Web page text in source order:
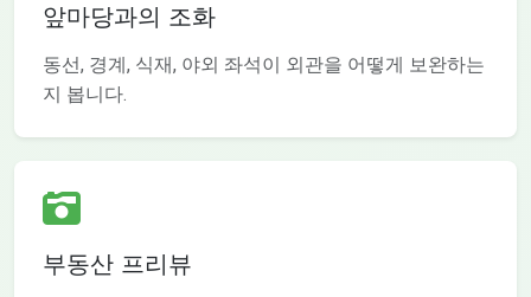
앞마당과의 조화
동선, 경계, 식재, 야외 좌석이 외관을 어떻게 보완하는
지 봅니다.
부동산 프리뷰